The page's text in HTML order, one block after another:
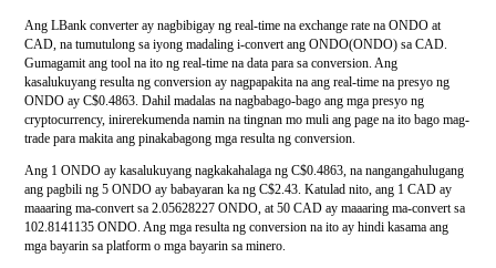
Ang LBank converter ay nagbibigay ng real-time na exchange rate na ONDO at
CAD, na tumutulong sa iyong madaling i-convert ang ONDO(ONDO) sa CAD.
Gumagamit ang tool na ito ng real-time na data para sa conversion. Ang
kasalukuyang resulta ng conversion ay nagpapakita na ang real-time na presyo ng
ONDO ay C$0.4863. Dahil madalas na nagbabago-bago ang mga presyo ng
cryptocurrency, inirerekumenda namin na tingnan mo muli ang page na ito bago mag-
trade para makita ang pinakabagong mga resulta ng conversion.
Ang 1 ONDO ay kasalukuyang nagkakahalaga ng C$0.4863, na nangangahulugang
ang pagbili ng 5 ONDO ay babayaran ka ng C$2.43. Katulad nito, ang 1 CAD ay
maaaring ma-convert sa 2.05628227 ONDO, at 50 CAD ay maaaring ma-convert sa
102.8141135 ONDO. Ang mga resulta ng conversion na ito ay hindi kasama ang
mga bayarin sa platform o mga bayarin sa minero.